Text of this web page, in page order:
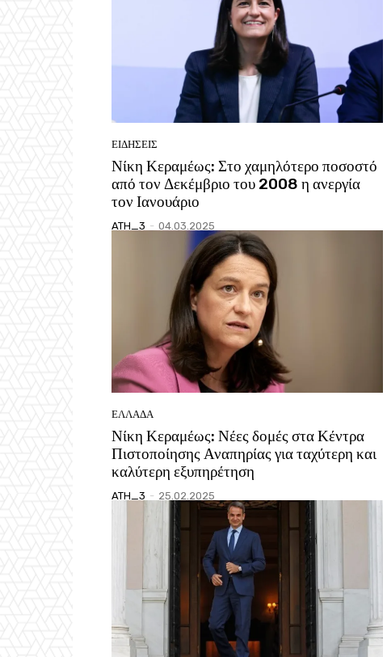
ΕΙΔΗΣΕΙΣ
Νίκη Κεραμέως: Στο χαμηλότερο ποσοστό
από τον Δεκέμβριο του 2008 η ανεργία
τον Ιανουάριο
ATH_3 - 04.03.2025
ΕΛΛΑΔΑ
Νίκη Κεραμέως: Νέες δομές στα Κέντρα
Πιστοποίησης Αναπηρίας για ταχύτερη και
καλύτερη εξυπηρέτηση
ATH_3 - 25.02.2025